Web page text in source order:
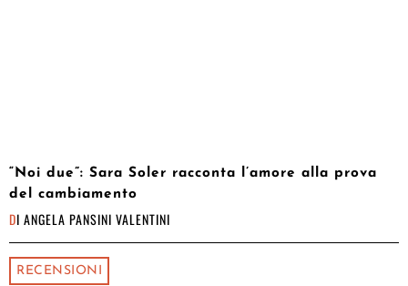
“Noi due”: Sara Soler racconta l’amore alla prova
del cambiamento
DI ANGELA PANSINI VALENTINI
RECENSIONI